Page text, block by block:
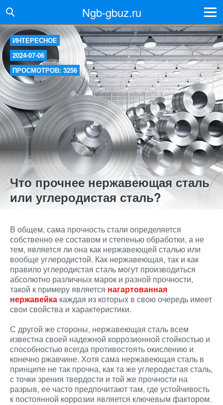
Ngb-gbuz.ru
ИНТЕРЕСНОЕ
2024-07-06
ПРОСМОТРОВ: 3256
Что прочнее нержавеющая сталь
или углеродистая сталь?
В общем, сама прочность стали определяется
собственно ее составом и степенью обработки, а не
тем, является ли она как нержавеющей сталью или
вообще углеродистой. Как нержавеющая, так и как
правило углеродистая сталь могут производиться
абсолютно различных марок и разной прочности,
такой к примеру является нагартованная
нержавейка каждая из которых в свою очередь имеет
свои свойства и характеристики.
С другой же стороны, нержавеющая сталь всем
известна своей надежной коррозионной стойкостью и
способностью всегда противостоять окислению и
конечно ржавчине. Хотя сама нержавеющая сталь в
принципе не так прочна, как та же углеродистая сталь,
с точки зрения твердости и той же прочности на
разрыв, ее часто предпочитают там, где устойчивость
к постоянной коррозии является ключевым фактором.